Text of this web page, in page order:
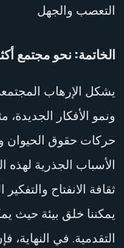
التعصب والجهل
الخاتمة: نحو مجتمع
يشكل الإرهاب
ونمو الأفكار الجديدة،
حركات حقوق الحيوان
الأسباب الجذرية لهذه
ثقافة الانفتاح
يمكننا خلق بيئة حيث
التقدمية. في النهاية،